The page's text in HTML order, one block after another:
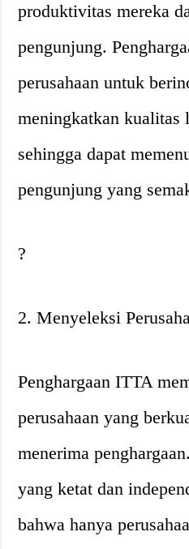
produktivitas mereka
pengunjung.
perusahaan untuk
meningkatkan kualitas
sehingga dapat
pengunjung yang
?
2. Menyeleksi
Penghargaan ITTA
perusahaan yang
menerima
yang ketat dan
bahwa hanya